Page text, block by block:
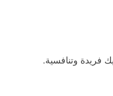
فريدة وتنافسية.